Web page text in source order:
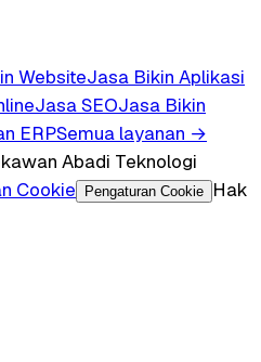
WebsiteJasa Bikin Aplikasi
Jasa SEOJasa Bikin
ERPSemua layanan →
Abadi Teknologi
Cookie Pengaturan Cookie
Hak